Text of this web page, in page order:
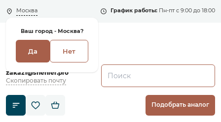
Москва
Ваш город - Москва?
Да Нет
График работы: Пн-пт с 9:00 до 18:00
+7 (495) 135-135-5
zakaz1@shenler.pro
Скопировать почту
Подобрать аналог